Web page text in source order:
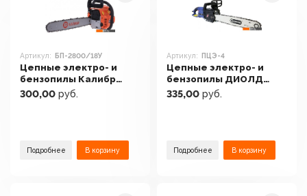
Артикул: БП-2800/18У
Цепные электро- и
бензопилы Калибр
БП-2800/18У
300,00 руб.
Подробнее В корзину
Артикул: ПЦЭ-4
Цепные электро- и
бензопилы ДИОЛД
ПЦЭ-4
335,00 руб.
Подробнее В корзину